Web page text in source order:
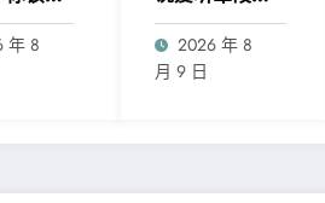
年 8
笑话
2026 年 8
月 9 日